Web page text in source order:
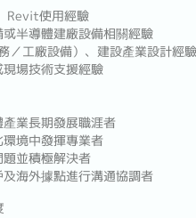
Revit使用經驗
或半導體建廠設備相關經驗
／工廠設備）、建設產業設計經驗
現場技術支援經驗
產業長期發展職涯者
環境中發揮專業者
題並積極解決者
及海外據點進行溝通協調者